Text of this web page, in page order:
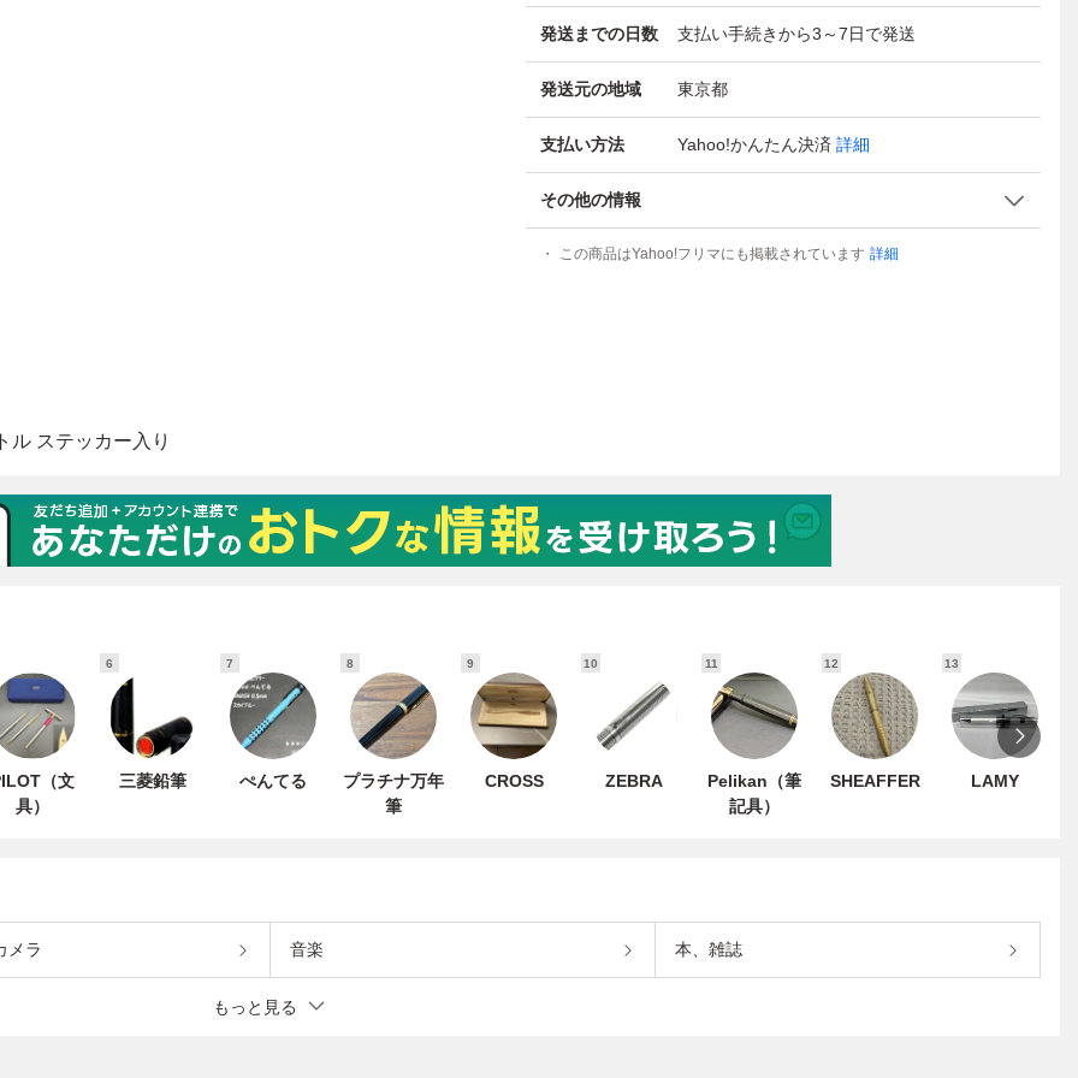
発送までの日数 支払い手続きから3～7日で発送
発送元の地域 東京都
支払い方法 Yahoo!かんたん決済 詳細
その他の情報
この商品はYahoo!フリマにも掲載されています 詳細
（文
具）
6
三菱鉛筆
7
ぺんてる
8
プラチナ万年
筆
9
CROSS
10
ZEBRA
11
Pelikan（筆
記具）
12
SHEAFFER
13
LAMY
メラ 音楽 本、雑誌
もっと見る